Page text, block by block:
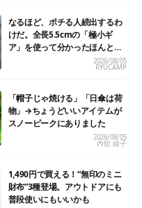
なるほど、ポチる人続出するわ
けだ。全長5.5cmの「極小ギ
ア」を使って分かったほんとの
2026/08/05
RYUCAMP
「帽子じゃ焼ける」「日傘は荷
物」→ちょうどいいアイテムが
スノーピークにありました
2026/08/05
内舘 綾子
1,490円で買える！“無印のミニ
財布”3種登場。アウトドアにも
普段使いにもいいかも